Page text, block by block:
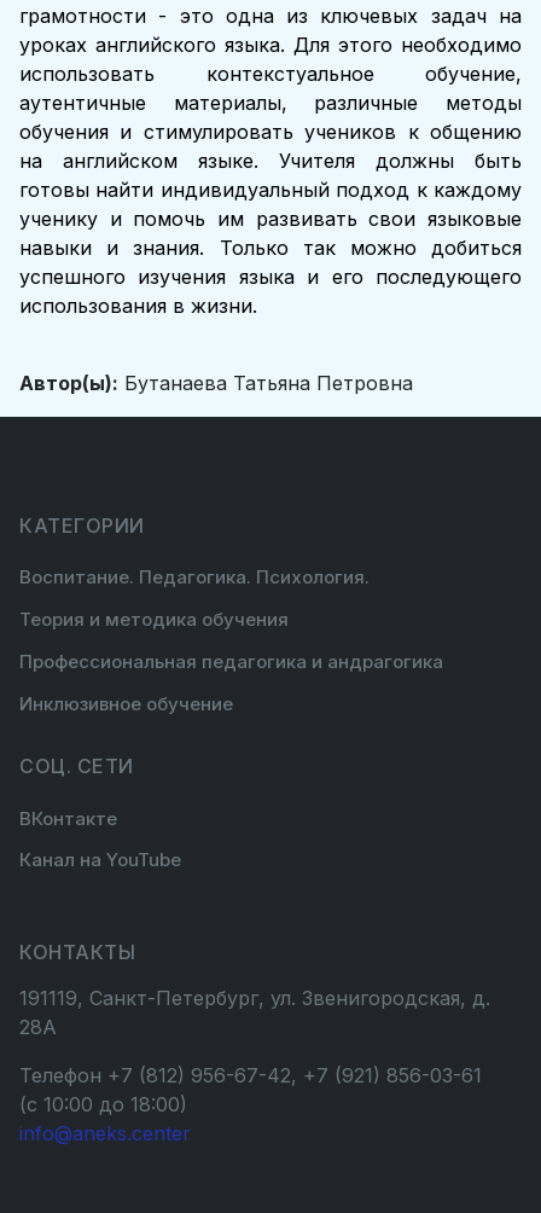
грамотности - это одна из ключевых задач на
уроках английского языка. Для этого необходимо
использовать контекстуальное обучение,
аутентичные материалы, различные методы
обучения и стимулировать учеников к общению
на английском языке. Учителя должны быть
готовы найти индивидуальный подход к каждому
ученику и помочь им развивать свои языковые
навыки и знания. Только так можно добиться
успешного изучения языка и его последующего
использования в жизни.
Автор(ы): Бутанаева Татьяна Петровна
КАТЕГОРИИ
Воспитание. Педагогика. Психология.
Теория и методика обучения
Профессиональная педагогика и андрагогика
Инклюзивное обучение
СОЦ. СЕТИ
ВКонтакте
Канал на YouTube
КОНТАКТЫ
191119, Санкт-Петербург, ул. Звенигородская, д.
28А
Телефон +7 (812) 956-67-42, +7 (921) 856-03-61
(с 10:00 до 18:00)
info@aneks.center